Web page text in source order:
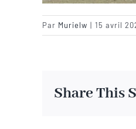
Par Murielw | 15 avril
Share This